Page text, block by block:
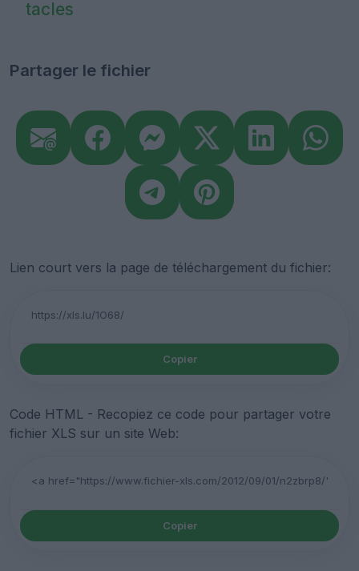
tacles
Partager le fichier
Lien court vers la page de téléchargement du fichier:
Copier
Code HTML - Recopiez ce code pour partager votre
fichier XLS sur un site Web:
Copier